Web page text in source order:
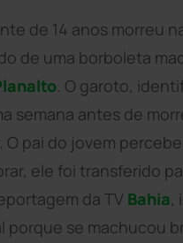
de 14 anos morreu
de uma borboleta
. O garoto,
semana antes de
O pai do jovem
ele foi transferido
da TV Bahia,
porque se machucou